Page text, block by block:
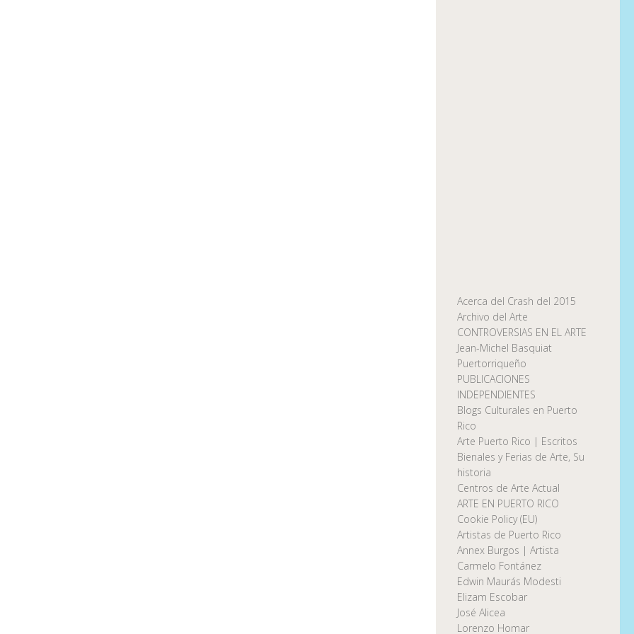
Acerca del Crash del 2015
Archivo del Arte
CONTROVERSIAS EN EL ARTE
Jean-Michel Basquiat
Puertorriqueño
PUBLICACIONES
INDEPENDIENTES
Blogs Culturales en Puerto
Rico
Arte Puerto Rico | Escritos
Bienales y Ferias de Arte, Su
historia
Centros de Arte Actual
ARTE EN PUERTO RICO
Cookie Policy (EU)
Artistas de Puerto Rico
Annex Burgos | Artista
Carmelo Fontánez
Edwin Maurás Modesti
Elizam Escobar
José Alicea
Lorenzo Homar